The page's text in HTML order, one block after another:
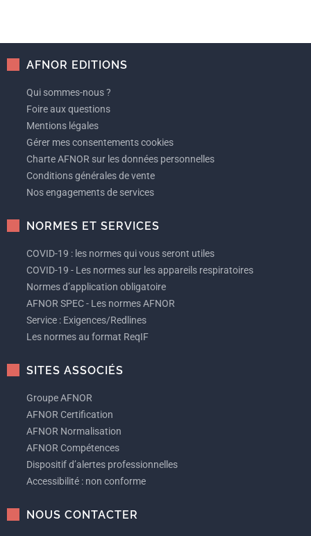
AFNOR EDITIONS
Qui sommes-nous ?
Foire aux questions
Mentions légales
Gérer mes consentements cookies
Charte AFNOR sur les données personnelles
Conditions générales de vente
Nos engagements de services
NORMES ET SERVICES
COVID-19 : les normes qui vous seront utiles
COVID-19 - Les normes sur les appareils respiratoires
Normes d’application obligatoire
AFNOR SPEC - Les normes AFNOR
Service : Exigences/Redlines
Les normes au format ReqIF
SITES ASSOCIÉS
Groupe AFNOR
AFNOR Certification
AFNOR Normalisation
AFNOR Compétences
Dispositif d’alertes professionnelles
Accessibilité : non conforme
NOUS CONTACTER